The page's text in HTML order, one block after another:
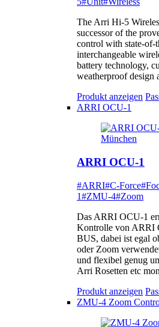
The Arri Hi-5
successor of the
control with state-of-
interchangeable
battery technology,
weatherproof design
Produkt anzeigen
ARRI OCU-1
ARRI OCU-1
#ARRI#C-Force
1#ZMU-4#Zoom
Das ARRI OCU-1
Kontrolle von ARRI
BUS, dabei ist egal
oder Zoom
und flexibel genug
Arri Rosetten etc
Produkt anzeigen
ZMU-4 Zoom